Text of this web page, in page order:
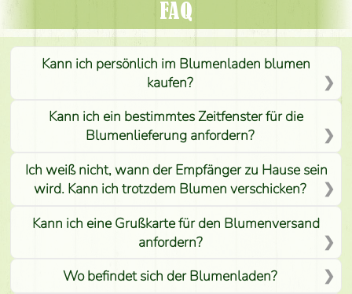
FAQ
Kann ich persönlich im Blumenladen blumen
kaufen?
Kann ich ein bestimmtes Zeitfenster für die
Blumenlieferung anfordern?
Ich weiß nicht, wann der Empfänger zu Hause sein
wird. Kann ich trotzdem Blumen verschicken?
Kann ich eine Grußkarte für den Blumenversand
anfordern?
Wo befindet sich der Blumenladen?